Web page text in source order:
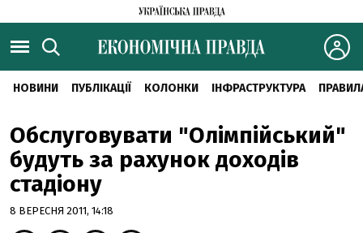
НОВИНИ ПУБЛІКАЦІЇ КОЛОНКИ ІНФРАСТРУКТУРА
Обслуговувати "Олімпійський"
будуть за рахунок доходiв
стадiону
8 ВЕРЕСНЯ 2011, 14:18